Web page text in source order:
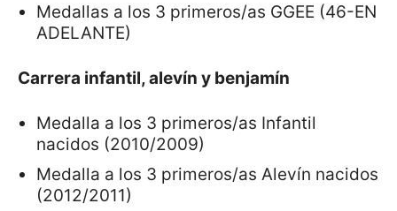
Medallas a los 3 primeros/as GGEE (46-EN
ADELANTE)
Carrera infantil, alevín y benjamín
Medalla a los 3 primeros/as Infantil
nacidos (2010/2009)
Medalla a los 3 primeros/as Alevín nacidos
(2012/2011)